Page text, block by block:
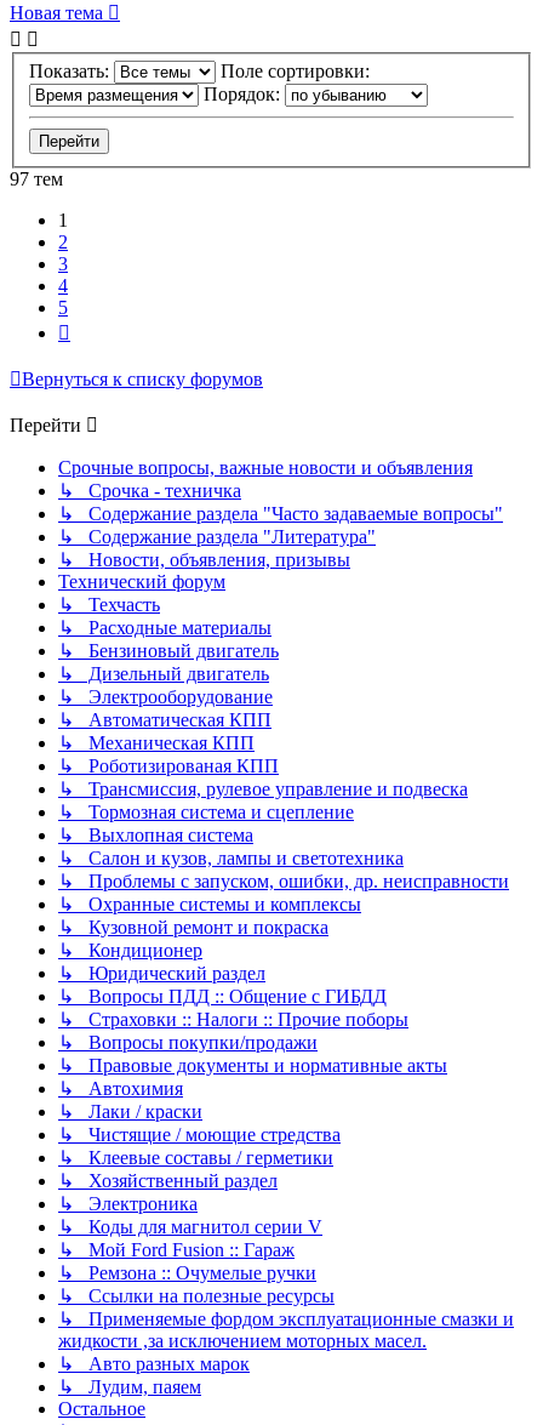
Новая тема
Показать:
Поле сортировки:
Порядок:
97 тем
1
2
3
4
5
Вернуться к списку форумов
Перейти
Срочные вопросы, важные новости и объявления
↳ Срочка - техничка
↳ Содержание раздела "Часто задаваемые вопросы"
↳ Содержание раздела "Литература"
↳ Новости, объявления, призывы
Технический форум
↳ Техчасть
↳ Расходные материалы
↳ Бензиновый двигатель
↳ Дизельный двигатель
↳ Электрооборудование
↳ Автоматическая КПП
↳ Механическая КПП
↳ Роботизированая КПП
↳ Трансмиссия, рулевое управление и подвеска
↳ Тормозная система и сцепление
↳ Выхлопная система
↳ Салон и кузов, лампы и светотехника
↳ Проблемы с запуском, ошибки, др. неисправности
↳ Охранные системы и комплексы
↳ Кузовной ремонт и покраска
↳ Кондиционер
↳ Юридический раздел
↳ Вопросы ПДД :: Общение с ГИБДД
↳ Страховки :: Налоги :: Прочие поборы
↳ Вопросы покупки/продажи
↳ Правовые документы и нормативные акты
↳ Автохимия
↳ Лаки / краски
↳ Чистящие / моющие стредства
↳ Клеевые составы / герметики
↳ Хозяйственный раздел
↳ Электроника
↳ Коды для магнитол серии V
↳ Мой Ford Fusion :: Гараж
↳ Ремзона :: Очумелые ручки
↳ Ссылки на полезные ресурсы
↳ Применяемые фордом эксплуатационные смазки и
жидкости ,за исключением моторных масел.
↳ Авто разных марок
↳ Лудим, паяем
Остальное